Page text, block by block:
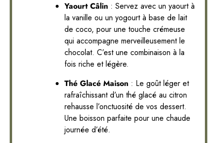
Yaourt Câlin : Servez avec un yaourt à
la vanille ou un yogourt à base de lait
de coco, pour une touche crémeuse
qui accompagne merveilleusement le
chocolat. C’est une combinaison à la
fois riche et légère.
Thé Glacé Maison : Le goût léger et
rafraîchissant d’un thé glacé au citron
rehausse l’onctuosité de vos dessert.
Une boisson parfaite pour une chaude
journée d’été.